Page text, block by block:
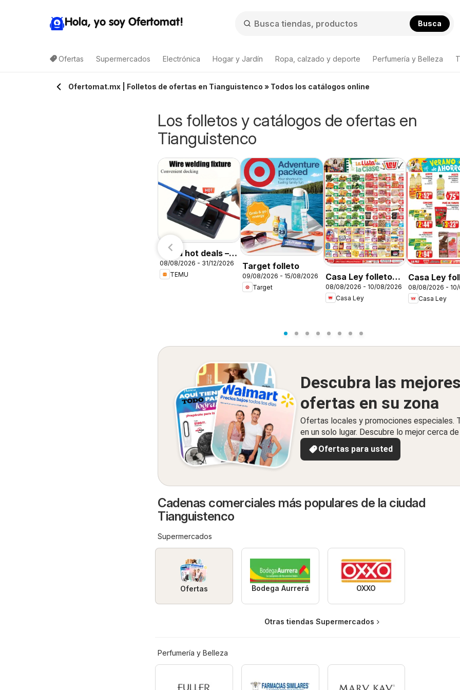
Hola, yo soy Ofertomat! Busca
Ofertas Supermercados Electrónica Hogar y Jardín Ropa, calzado y deporte Perfumería y Belleza
Ofertomat.mx | Folletos de ofertas en Tianguistenco » Todos los catálogos online
Los folletos y catálogos de ofertas en
Tianguistenco
Temu hot deals –
Mexico
08/08/2026 - 31/12/2026
TEMU
Target folleto
09/08/2026 - 15/08/2026
Target
Casa Ley folleto
Autoservicio
08/08/2026 - 10/08/2026
Casa Ley
Casa Ley
Verano de
08/08/2026 -
Casa Ley
Descubra las mejores
ofertas en su zona
Ofertas locales y promociones especiales.
en un solo lugar. Descubre lo mejor cerca
Ofertas para usted
Cadenas comerciales más populares de la ciudad
Tianguistenco
Supermercados
Ofertas Bodega Aurrerá OXXO
Otras tiendas Supermercados
Perfumería y Belleza